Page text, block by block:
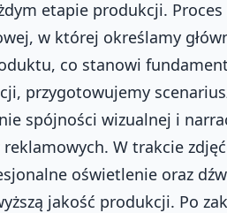
etapie produkcji.
w której określamy
co stanowi
przygotowujemy
spójności wizualnej i
W trakcie
oświetlenie oraz
jakość produkcji. Po